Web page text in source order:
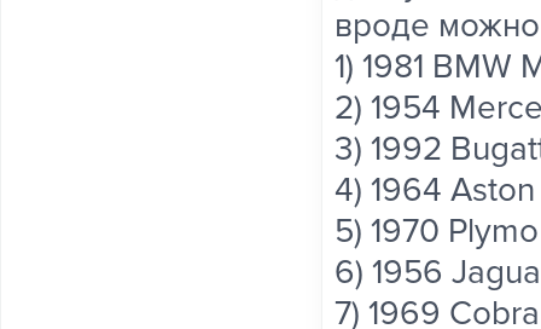
вроде
1) 1981 BMW
2) 1954
3) 1992
4) 1964
5) 1970
6) 1956
7) 1969